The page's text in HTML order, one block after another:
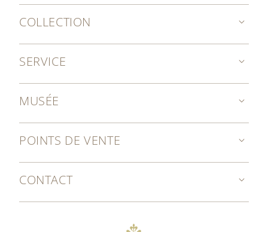
COLLECTION
SERVICE
MUSÉE
POINTS DE VENTE
CONTACT